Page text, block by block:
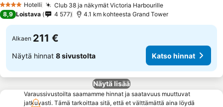
4 Tähtiluokitus
Hotelli Club 38 ja näkymät Victoria Harbourille
8,9 Loistava 4 577 4.1 km kohteesta Grand Tower
Alkaen 211 €
Näytä hinnat 8 sivustolta Katso hinnat
Näytä lisää
Varaussivustoilta saamamme hinnat ja saatavuus muuttuvat
jatkuvasti. Tämä tarkoittaa sitä, että et välttämättä aina löydä